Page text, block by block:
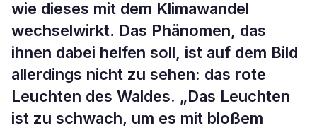
wie dieses mit dem Klimawandel
wechselwirkt. Das Phänomen, das
ihnen dabei helfen soll, ist auf dem Bild
allerdings nicht zu sehen: das rote
Leuchten des Waldes. „Das Leuchten
ist zu schwach, um es mit bloßem